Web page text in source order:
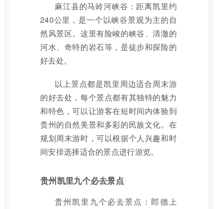
麻江县的马岭河峡谷：距离凯里约
240公里，是一个以峡谷景观为主的自
然风景区。这里有险峻的峡谷、清澈的
河水、奇特的岩石等，是徒步和探险的
好去处。
以上景点都是凯里周边适合周末游
的好去处，每个景点都有其独特的魅力
和特色，可以让游客在短时间内体验到
贵州的自然美景和多彩的民族文化。在
规划周末游时，可以根据个人兴趣和时
间安排选择适合的景点进行游览。
贵州凯里九个必去景点
贵州凯里九个必去景点：郎德上